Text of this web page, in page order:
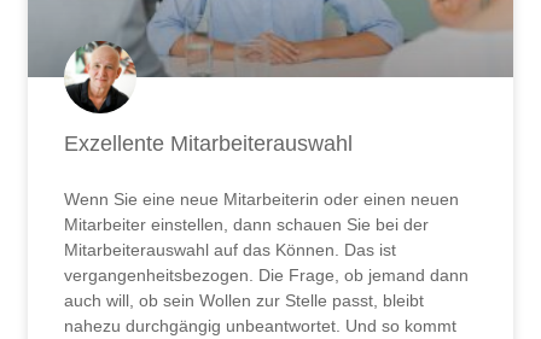
Exzellente Mitarbeiterauswahl
Wenn Sie eine neue Mitarbeiterin oder einen neuen
Mitarbeiter einstellen, dann schauen Sie bei der
Mitarbeiterauswahl auf das Können. Das ist
vergangenheitsbezogen. Die Frage, ob jemand dann
auch will, ob sein Wollen zur Stelle passt, bleibt
nahezu durchgängig unbeantwortet. Und so kommt